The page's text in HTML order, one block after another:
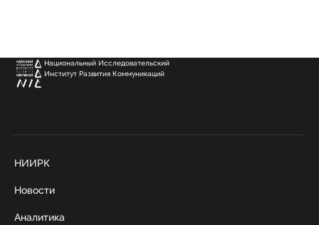
Национальный Исследовательский
Институт Развития Коммуникаций
НИИРК
Новости
Аналитика